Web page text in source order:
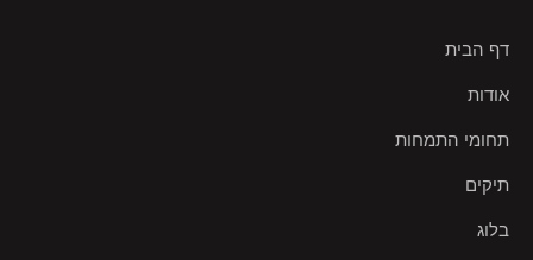
דף הבית
אודות
תחומי התמחות
תיקים
בלוג